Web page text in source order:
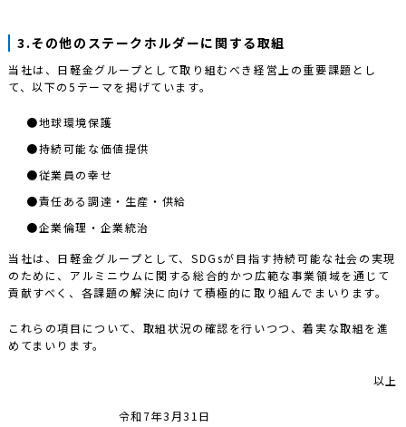
3.その他のステークホルダーに関する取組
当社は、日軽金グループとして取り組むべき経営上の重要課題とし
て、以下の5テーマを掲げています。
●地球環境保護
●持続可能な価値提供
●従業員の幸せ
●責任ある調達・生産・供給
●企業倫理・企業統治
当社は、日軽金グループとして、SDGsが目指す持続可能な社会の実現
のために、アルミニウムに関する総合的かつ広範な事業領域を通じて
貢献すべく、各課題の解決に向けて積極的に取り組んでまいります。
これらの項目について、取組状況の確認を行いつつ、着実な取組を進
めてまいります。
以上
令和7年3月31日